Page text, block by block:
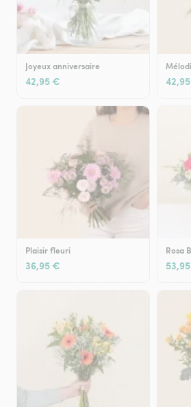
Joyeux anniversaire
42,95 €
Plaisir fleuri
36,95 €
Rosa